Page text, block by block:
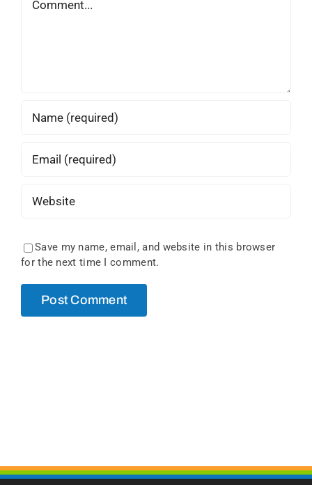
Save my name, email, and website in this browser
for the next time I comment.